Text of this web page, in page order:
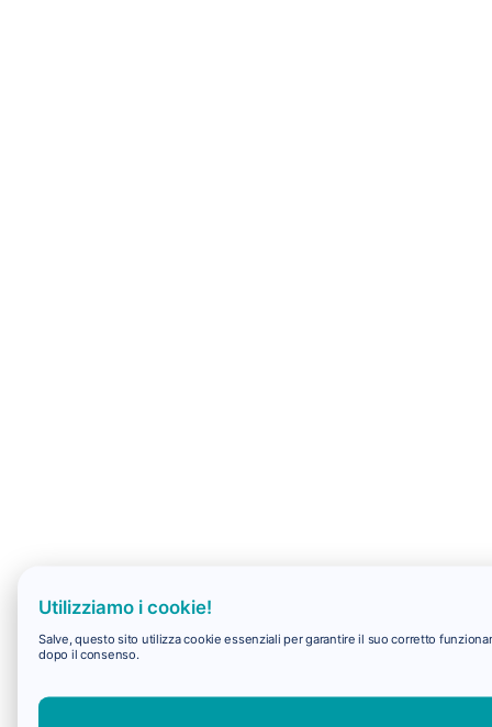
Utilizziamo i cookie!
Salve, questo sito utilizza cookie essenziali per garantire il suo corretto
dopo il consenso.